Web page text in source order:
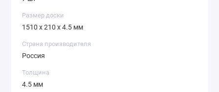
Размер доски
1510 x 210 x 4.5 мм
Страна производителя
Россия
Толщина
4.5 мм